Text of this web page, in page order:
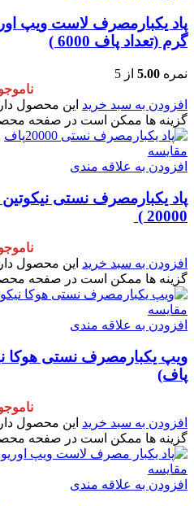
گرم (تعداد پاف 6000 )
نمره 5.00 از 5
افزودن به سبد خرید این محصول
گزینه ها ممکن است در صفحه
مقایسه
افزودن به علاقه مندی
20000 )
افزودن به سبد خرید این محصول
گزینه ها ممکن است در صفحه
مقایسه
افزودن به علاقه مندی
پاف)
افزودن به سبد خرید این محصول
گزینه ها ممکن است در صفحه
مقایسه
افزودن به علاقه مندی